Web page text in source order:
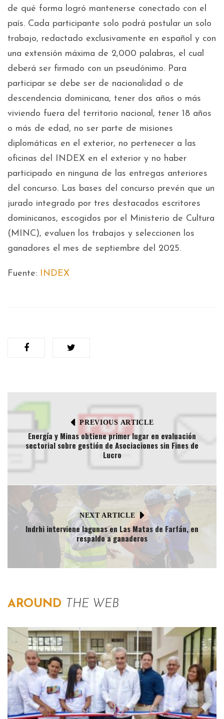
de qué forma logró mantenerse conectado con el
país. Cada participante solo podrá postular un solo
trabajo, redactado exclusivamente en español y con
una extensión máxima de 2,000 palabras, el cual
deberá ser firmado con un pseudónimo. Para
participar se debe ser de nacionalidad o de
descendencia dominicana, tener dos años o más
viviendo fuera del territorio nacional, tener 18 años
o más de edad, no ser parte de misiones
diplomáticas en el exterior, no pertenecer a las
oficinas del INDEX en el exterior y no haber
participado en ninguna de las entregas anteriores
del concurso. Las bases del concurso prevén que un
jurado integrado por tres destacados escritores
dominicanos, escogidos por el Ministerio de Cultura
(MINC), evaluen los trabajos y seleccionen los
ganadores el mes de septiembre del 2025.
Fuente: INDEX
PREVIOUS ARTICLE
Energía y Minas obtiene primer lugar en evaluación
sectorial sobre gestión de Asociaciones sin Fines de
Lucro
NEXT ARTICLE
Indrhi interviene lagunas en Las Matas de Farfán, en
respaldo a ganaderos
AROUND THE WEB